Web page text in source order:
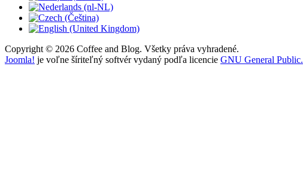
Copyright © 2026 Coffee and Blog. Všetky práva vyhradené.
Joomla! je voľne šíriteľný softvér vydaný podľa licencie GNU General Public.